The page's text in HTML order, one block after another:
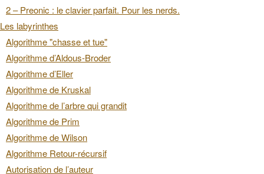
2 – Preonic : le clavier parfait. Pour les nerds.
Les labyrinthes
Algorithme "chasse et tue"
Algorithme d’Aldous-Broder
Algorithme d’Eller
Algorithme de Kruskal
Algorithme de l’arbre qui grandit
Algorithme de Prim
Algorithme de Wilson
Algorithme Retour-récursif
Autorisation de l’auteur